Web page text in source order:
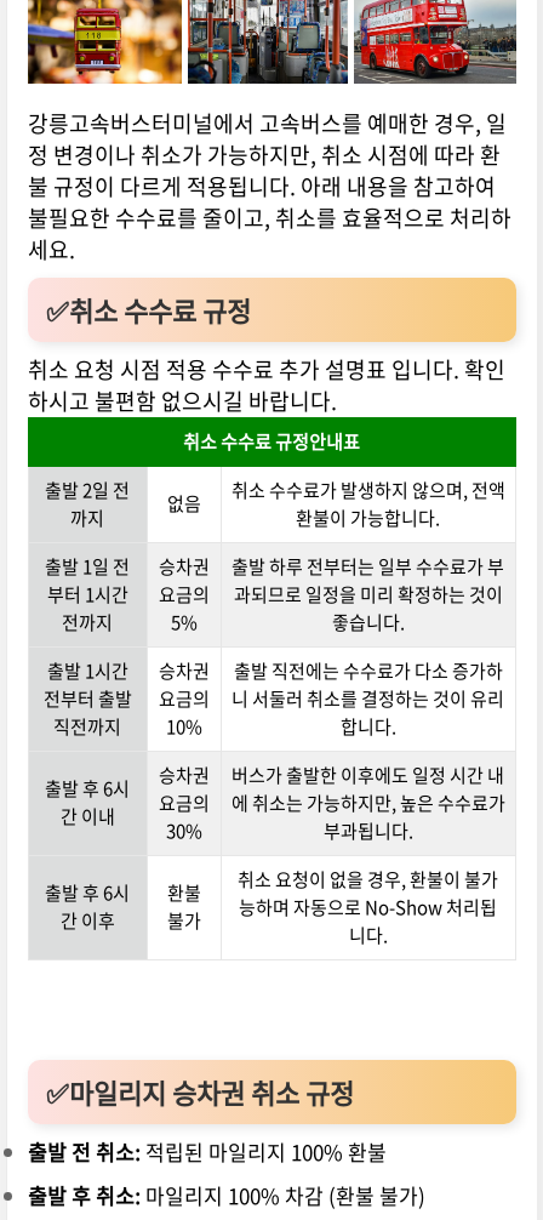
강릉고속버스터미널에서 고속버스를 예매한 경우, 일
정 변경이나 취소가 가능하지만, 취소 시점에 따라 환
불 규정이 다르게 적용됩니다. 아래 내용을 참고하여
불필요한 수수료를 줄이고, 취소를 효율적으로 처리하
세요.
✅취소 수수료 규정
취소 요청 시점 적용 수수료 추가 설명표 입니다. 확인
하시고 불편함 없으시길 바랍니다.
취소 수수료 규정안내표
출발 2일 전
까지
없음
취소 수수료가 발생하지 않으며, 전액
환불이 가능합니다.
출발 1일 전
부터 1시간
전까지
승차권
요금의
5%
출발 하루 전부터는 일부 수수료가 부
과되므로 일정을 미리 확정하는 것이
좋습니다.
출발 1시간
전부터 출발
직전까지
승차권
요금의
10%
출발 직전에는 수수료가 다소 증가하
니 서둘러 취소를 결정하는 것이 유리
합니다.
출발 후 6시
간 이내
승차권
요금의
30%
버스가 출발한 이후에도 일정 시간 내
에 취소는 가능하지만, 높은 수수료가
부과됩니다.
출발 후 6시
간 이후
환불
불가
취소 요청이 없을 경우, 환불이 불가
능하며 자동으로 No-Show 처리됩
니다.
✅마일리지 승차권 취소 규정
출발 전 취소: 적립된 마일리지 100% 환불
출발 후 취소: 마일리지 100% 차감 (환불 불가)